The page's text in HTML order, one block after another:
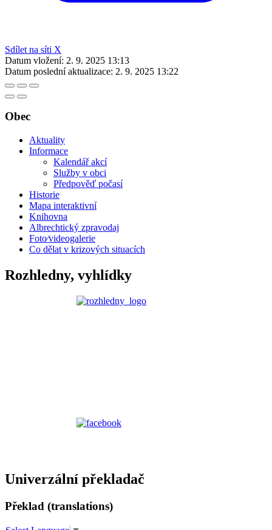
Sdílet na síti X
Datum vložení: 2. 9. 2025 13:13
Datum poslední aktualizace: 2. 9. 2025 13:22
Obec
Aktuality
Informace
Kalendář akcí
Služby v obci
Předpověď počasí
Historie
Mapa interaktivní
Knihovna
Albrechtický zpravodaj
Foto⁄videogalerie
Co dělat v krizových situacích
Rozhledny, vyhlídky
Univerzální překladač
Překlad (translations)